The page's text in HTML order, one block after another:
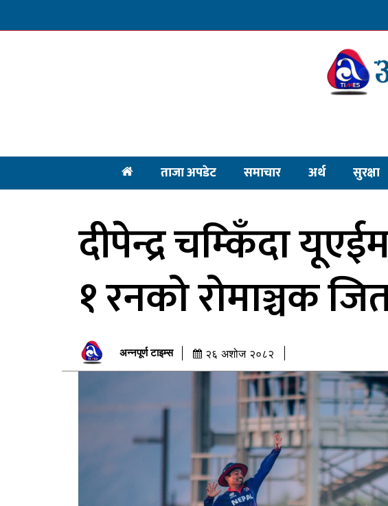
ताजा अपडेट समाचार अर्थ सुरक्षा
दीपेन्द्र चम्किँदा
१ रनको रोमाञ्चक
अन्नपूर्ण टाइम्स २६ अशोज २०८२